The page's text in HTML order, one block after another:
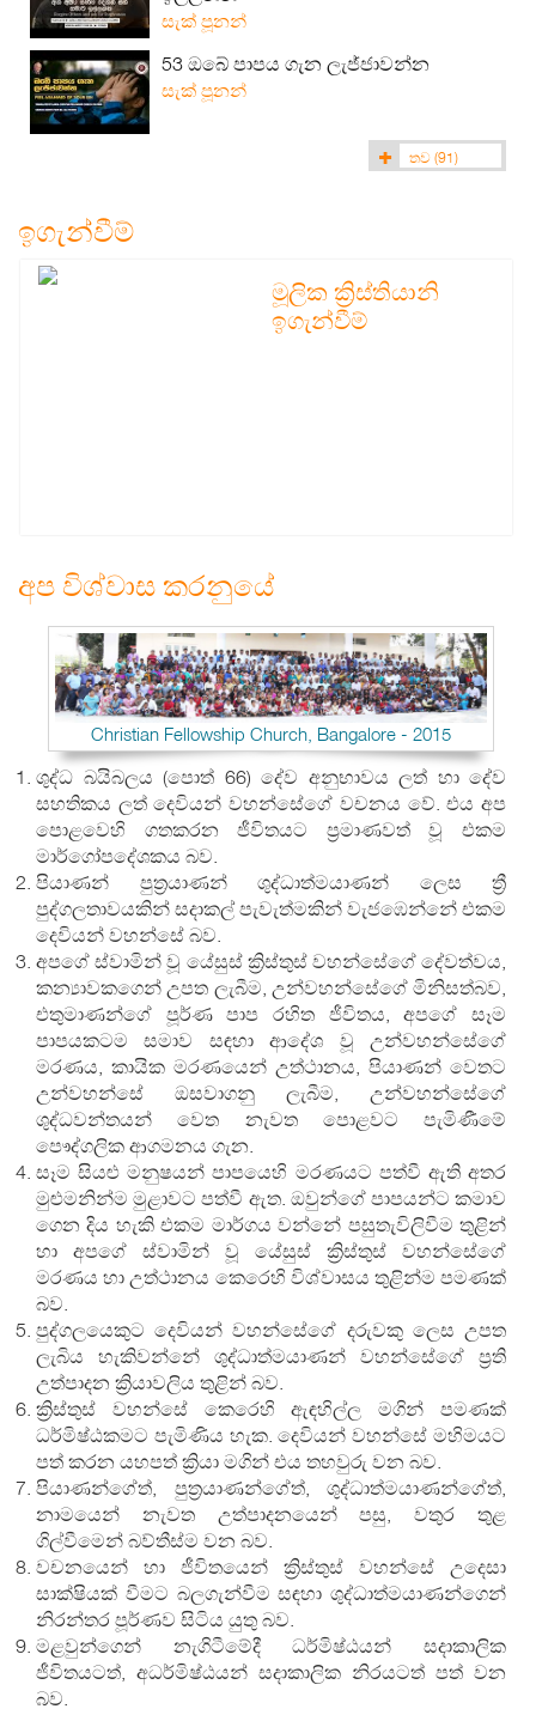
සැක් පූනන්
53 ඔබේ පාපය ගැන ලැජ්ජාවන්න
සැක් පූනන්
තව (91)
ඉගැන්වීම්
මූලික ක්‍රිස්තියානි
ඉගැන්වීම්
අප විශ්වාස කරනුයේ
Christian Fellowship Church, Bangalore - 2015
ශුද්ධ බයිබලය (පොත් 66) දේව අනුභාවය ලත් හා දේව
සහතිකය ලත් දෙවියන් වහන්සේගේ වචනය වේ. එය අප
පොළවෙහි ගතකරන ජීවිතයට ප්‍රමාණවත් වූ එකම
මාර්ගෝපදේශකය බව.
පියාණන් පුත්‍රයාණන් ශුද්ධාත්මයාණන් ලෙස ත්‍රී
පුද්ගලතාවයකින් සදාකල් පැවැත්මකින් වැජඹෙන්නේ එකම
දෙවියන් වහන්සේ බව.
අපගේ ස්වාමින් වූ යේසුස් ක්‍රිස්තුස් වහන්සේගේ දේවත්වය,
කන්‍යාවකගෙන් උපත ලැබීම, උන්වහන්සේගේ මිනිසත්බව,
එතුමාණන්ගේ පූර්ණ පාප රහිත ජීවිතය, අපගේ සෑම
පාපයකටම සමාව සඳහා ආදේශ වූ උන්වහන්සේගේ
මරණය, කායික මරණයෙන් උත්ථානය, පියාණන් වෙතට
උන්වහන්සේ ඔසවාගනු ලැබීම, උන්වහන්සේගේ
ශුද්ධවන්තයන් වෙත නැවත පොළවට පැමිණීමේ
පෞද්ගලික ආගමනය ගැන.
සෑම සියළු මනුෂයන් පාපයෙහි මරණයට පත්වී ඇති අතර
මුළුමනින්ම මුළාවට පත්වී ඇත. ඔවුන්ගේ පාපයන්ට කමාව
ගෙන දිය හැකි එකම මාර්ගය වන්නේ පසුතැවිලිවීම තුළින්
හා අපගේ ස්වාමින් වූ යේසුස් ක්‍රිස්තුස් වහන්සේගේ
මරණය හා උත්ථානය කෙරෙහි විශ්වාසය තුළින්ම පමණක්
බව.
පුද්ගලයෙකුට දෙවියන් වහන්සේගේ දරුවකු ලෙස උපත
ලැබිය හැකිවන්නේ ශුද්ධාත්මයාණන් වහන්සේගේ ප්‍රති
උත්පාදන ක්‍රියාවලිය තුළින් බව.
ක්‍රිස්තුස් වහන්සේ කෙරෙහි ඇඳහිල්ල මගින් පමණක්
ධර්මිෂ්ඨකමට පැමිණිය හැක. දෙවියන් වහන්සේ මහිමයට
පත් කරන යහපත් ක්‍රියා මගින් එය තහවුරු වන බව.
පියාණන්ගේත්, පුත්‍රයාණන්ගේත්, ශුද්ධාත්මයාණන්ගේත්,
නාමයෙන් නැවත උත්පාදනයෙන් පසු, වතුර තුළ
ගිල්වීමෙන් බව්තීස්ම වන බව.
වචනයෙන් හා ජීවිතයෙන් ක්‍රිස්තුස් වහන්සේ උදෙසා
සාක්ෂියක් වීමට බලගැන්වීම සඳහා ශුද්ධාත්මයාණන්ගෙන්
නිරන්තර පූර්ණව සිටිය යුතු බව.
මළවුන්ගෙන් නැගිටීමේදී ධර්මිෂ්ඨයන් සදාකාලික
ජීවිතයටත්, අධර්මිෂ්ඨයන් සදාකාලික නිරයටත් පත් වන
බව.